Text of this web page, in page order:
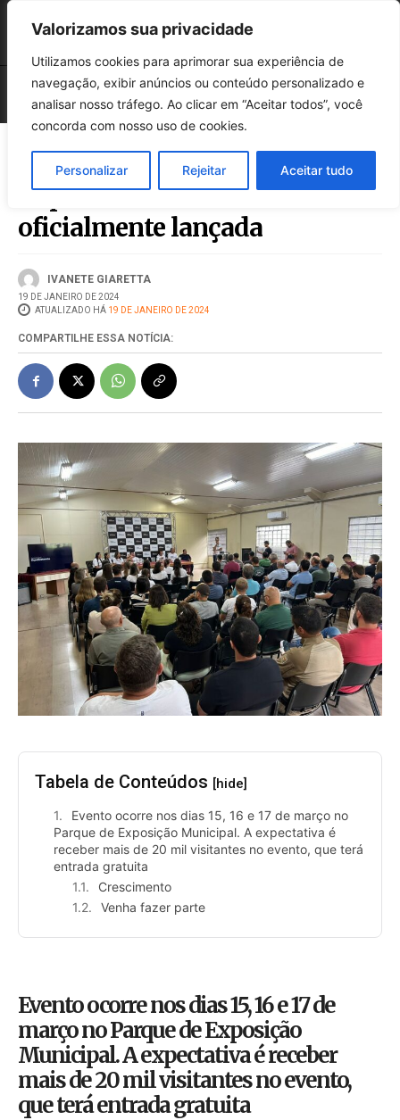
Valorizamos sua privacidade
Utilizamos cookies para aprimorar sua experiência de
navegação, exibir anúncios ou conteúdo personalizado e
analisar nosso tráfego. Ao clicar em “Aceitar todos”, você
concorda com nosso uso de cookies.
Personalizar Rejeitar Aceitar tudo
ExpoGuatambu 2024 foi
oficialmente lançada
IVANETE GIARETTA
19 DE JANEIRO DE 2024
ATUALIZADO HÁ 19 DE JANEIRO DE 2024
COMPARTILHE ESSA NOTÍCIA:
Tabela de Conteúdos [hide]
Evento ocorre nos dias 15, 16 e 17 de março no
Parque de Exposição Municipal. A expectativa é
receber mais de 20 mil visitantes no evento, que terá
entrada gratuita
Crescimento
Venha fazer parte
Evento ocorre nos dias 15, 16 e 17 de
março no Parque de Exposição
Municipal. A expectativa é receber
mais de 20 mil visitantes no evento,
que terá entrada gratuita